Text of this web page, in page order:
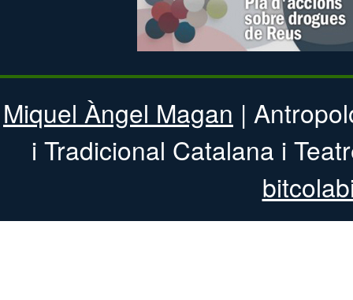
Miquel Àngel Magan |
i Tradicional